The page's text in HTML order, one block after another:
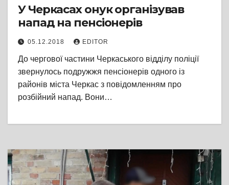
У Черкасах онук організував
напад на пенсіонерів
05.12.2018 EDITOR
До чергової частини Черкаського відділу поліції
звернулось подружжя пенсіонерів одного із
районів міста Черкас з повідомленням про
розбійний напад. Вони…